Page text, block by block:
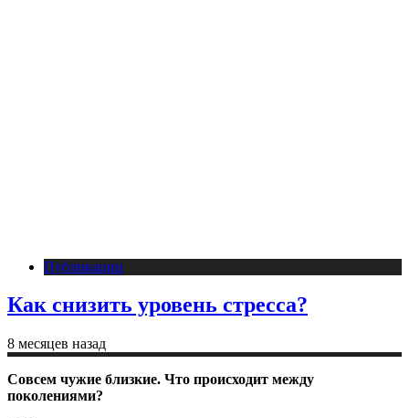
Публикации
Как снизить уровень стресса?
8 месяцев назад
Совсем чужие близкие. Что происходит между
поколениями?